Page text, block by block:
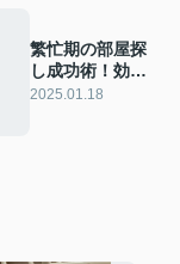
繁忙期の部屋探
し成功術！効率
的な方法とコツ
2025.01.18